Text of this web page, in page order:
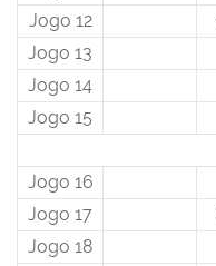
Jogo 12
Jogo 13
Jogo 14
Jogo 15
Jogo 16
Jogo 17
Jogo 18